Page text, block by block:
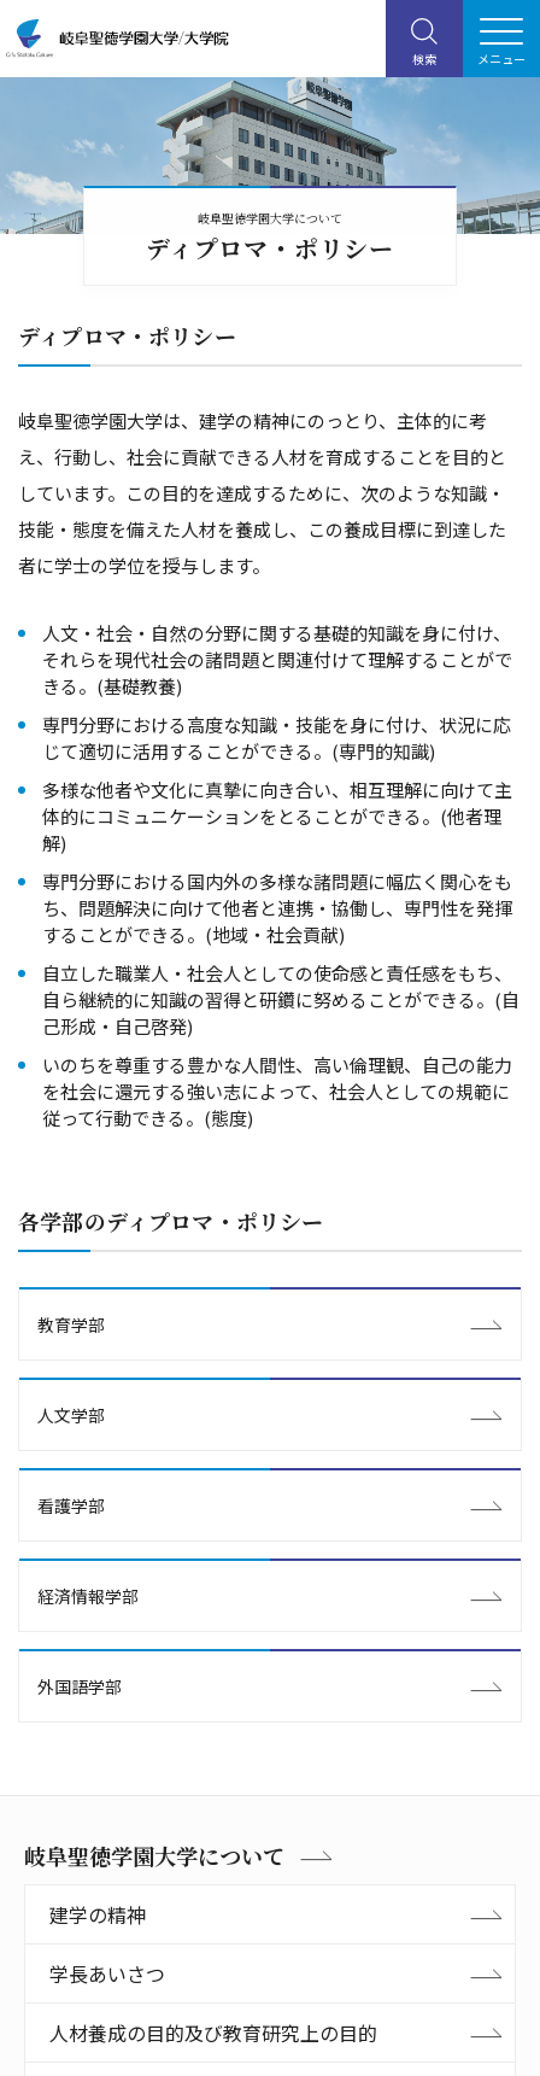
ディプロマ・ポリシー
岐阜聖徳学園大学について
ディプロマ・ポリシー
岐阜聖徳学園大学は、建学の精神にのっとり、主体的に考
え、行動し、社会に貢献できる人材を育成することを目的と
しています。この目的を達成するために、次のような知識・
技能・態度を備えた人材を養成し、この養成目標に到達した
者に学士の学位を授与します。
人文・社会・自然の分野に関する基礎的知識を身に付け、
それらを現代社会の諸問題と関連付けて理解することがで
きる。(基礎教養)
専門分野における高度な知識・技能を身に付け、状況に応
じて適切に活用することができる。(専門的知識)
多様な他者や文化に真摯に向き合い、相互理解に向けて主
体的にコミュニケーションをとることができる。(他者理
解)
専門分野における国内外の多様な諸問題に幅広く関心をも
ち、問題解決に向けて他者と連携・協働し、専門性を発揮
することができる。(地域・社会貢献)
自立した職業人・社会人としての使命感と責任感をもち、
自ら継続的に知識の習得と研鑽に努めることができる。(自
己形成・自己啓発)
いのちを尊重する豊かな人間性、高い倫理観、自己の能力
を社会に還元する強い志によって、社会人としての規範に
従って行動できる。(態度)
各学部のディプロマ・ポリシー
教育学部
人文学部
看護学部
経済情報学部
外国語学部
岐阜聖徳学園大学について
建学の精神
学長あいさつ
人材養成の目的及び教育研究上の目的